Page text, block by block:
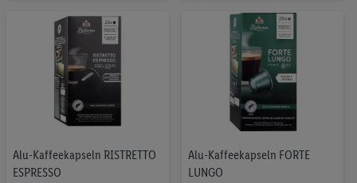
Merkliste
Merkliste
Alu-Kaffeekapseln RISTRETTO
ESPRESSO
Alu-Kaffeekapseln FORTE
LUNGO